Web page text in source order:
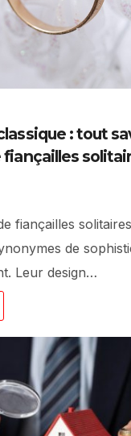
: tout
fiançailles
fiançailles
de
Leur design…